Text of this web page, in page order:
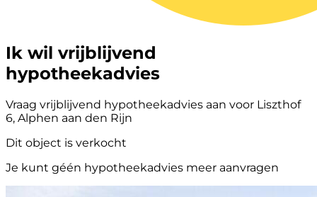
Ik wil vrijblijvend
hypotheekadvies
Vraag vrijblijvend hypotheekadvies aan voor Liszthof
6, Alphen aan den Rijn
Dit object is verkocht
Je kunt géén hypotheekadvies meer aanvragen